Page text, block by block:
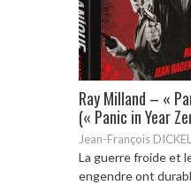
Ray Milland – «
(« Panic in Year
Jean-François
La guerre froide et
engendre ont